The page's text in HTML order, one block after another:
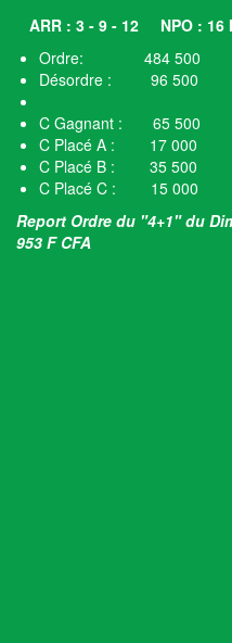
ARR : 3 - 9 - 12 NPO : 16
Ordre: 484 500
Désordre : 96 500
C Gagnant : 65 500
C Placé A : 17 000
C Placé B : 35 500
C Placé C : 15 000
Report Ordre du "4+1" du
953 F CFA